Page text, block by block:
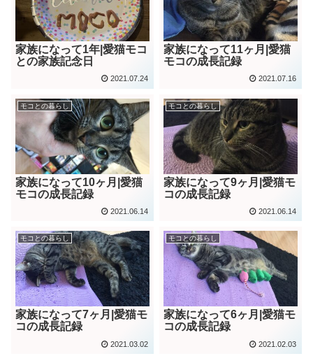
家族になって1年|愛猫モコ
との家族記念日
2021.07.24
家族になって11ヶ月|愛猫
モコの成長記録
2021.07.16
モコとの暮らし
家族になって10ヶ月|愛猫
モコの成長記録
2021.06.14
モコとの暮らし
家族になって9ヶ月|愛猫モ
コの成長記録
2021.06.14
モコとの暮らし
家族になって7ヶ月|愛猫モ
コの成長記録
2021.03.02
モコとの暮らし
家族になって6ヶ月|愛猫モ
コの成長記録
2021.02.03